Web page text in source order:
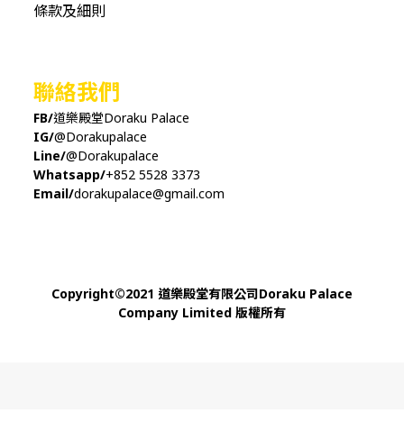
條款及細則
聯絡我們
FB/道樂殿堂Doraku Palace
IG/@Dorakupalace
Line/@Dorakupalace
Whatsapp/+852 5528 3373
Email/dorakupalace@gmail.com
Copyright©2021 道樂殿堂有限公司Doraku Palace
Company Limited 版權所有